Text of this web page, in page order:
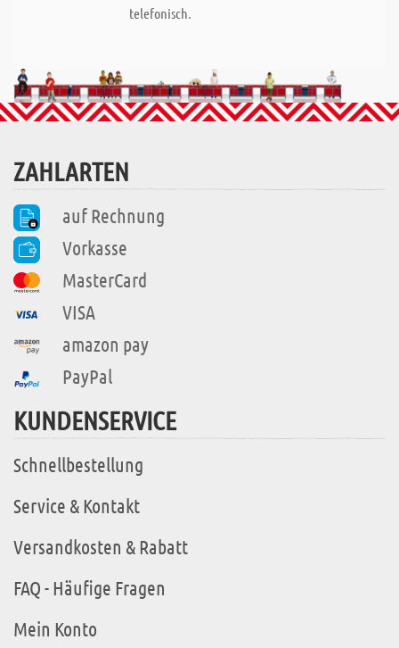
telefonisch.
ZAHLARTEN
auf Rechnung
Vorkasse
MasterCard
VISA
amazon pay
PayPal
KUNDENSERVICE
Schnellbestellung
Service & Kontakt
Versandkosten & Rabatt
FAQ - Häufige Fragen
Mein Konto